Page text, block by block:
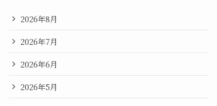
2026年8月
2026年7月
2026年6月
2026年5月